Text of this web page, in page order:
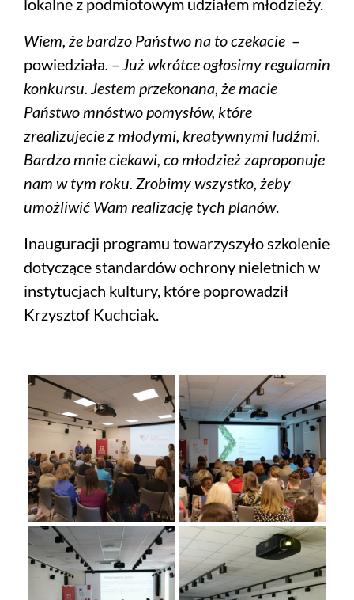
lokalne z podmiotowym udziałem młodzieży.
Wiem, że bardzo Państwo na to czekacie –
powiedziała. – Już wkrótce ogłosimy regulamin
konkursu. Jestem przekonana, że macie
Państwo mnóstwo pomysłów, które
zrealizujecie z młodymi, kreatywnymi ludźmi.
Bardzo mnie ciekawi, co młodzież zaproponuje
nam w tym roku. Zrobimy wszystko, żeby
umożliwić Wam realizację tych planów.
Inauguracji programu towarzyszyło szkolenie
dotyczące standardów ochrony nieletnich w
instytucjach kultury, które poprowadził
Krzysztof Kuchciak.